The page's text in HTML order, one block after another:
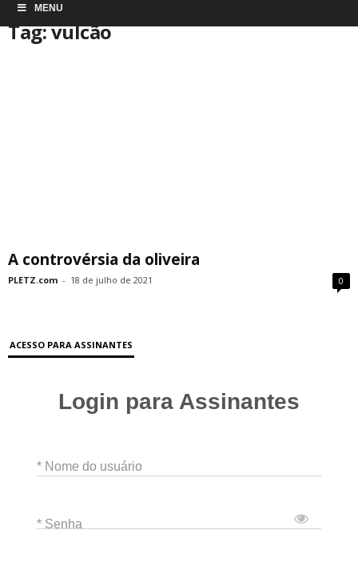
MENU
Início Tags
Tag: vulcão
A controvérsia da oliveira
PLETZ.com - 18 de julho de 2021 0
ACESSO PARA ASSINANTES
Login para Assinantes
* Nome do usuário
* Senha